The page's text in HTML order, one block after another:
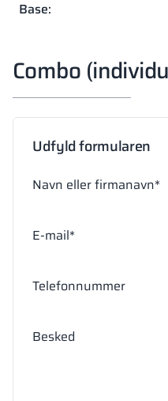
Base:
Combo
Udfyld formularen
Navn eller firmanavn*
E-mail*
Telefonnummer
Besked